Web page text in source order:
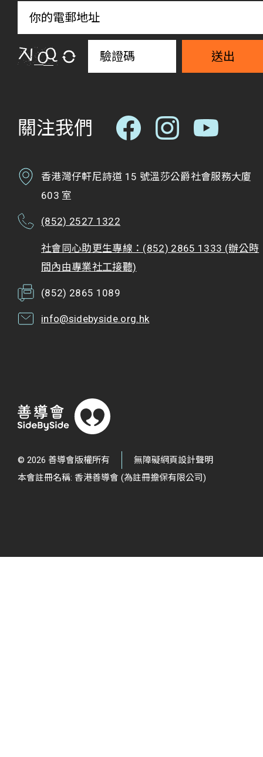
送出
關注我們
香港灣仔軒尼詩道 15 號溫莎公爵社會服務大廈
603 室
(852) 2527 1322
社會同心助更生專線：(852) 2865 1333 (辦公時
間內由專業社工接聽)
(852) 2865 1089
info@sidebyside.org.hk
© 2026 善導會版權所有
無障礙網頁設計聲明
本會註冊名稱: 香港善導會 (為註冊擔保有限公司)